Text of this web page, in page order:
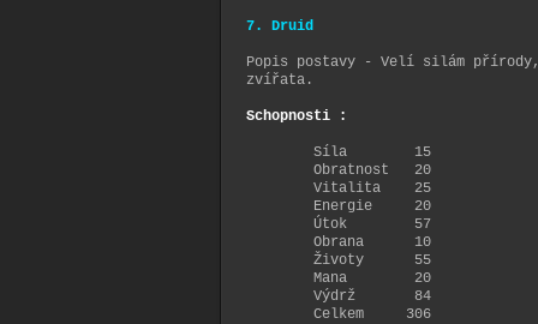
7. Druid
Popis postavy - Velí silám
zvířata.
Schopnosti :
Síla 15
Obratnost 20
Vitalita 25
Energie 20
Útok 57
Obrana 10
Životy 55
Mana 20
Výdrž 84
Celkem 306